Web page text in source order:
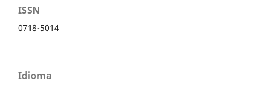
ISSN
0718-5014
Idioma